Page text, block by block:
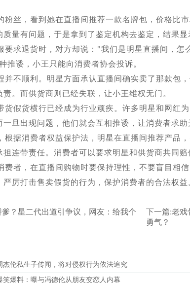
粉丝，看到她在直播间推荐一款名牌包，价格比
质量有问题，于是拿到了鉴定机构去鉴定，结果显
要求退货时，对方却说："我们是明星直播间，怎
推诿，小王只能向消费者协会投诉。
并不顺利。明星方面承认直播间确实卖了那款包
。而供货商则已经失联，让小王维权无门。
货假货横行已经成为行业顽疾。许多明星和网红
旦出现问题，他们就会互相推诿，让消费者求助
根据消费者权益保护法，明星在直播间推荐产品
连带责任。消费者可以要求明星和供货商共同赔
费者，在直播间购物时要保持理性，不要盲目相
厉打击售卖假货的行为，保护消费者的合法权益
？星二代出道引争议，网友：给我个
下一篇:老戏
勇气？
杰伦私生子传闻，将对侵权行为依法追究
笑爆料：曝与冯德伦从朋友变恋人内幕